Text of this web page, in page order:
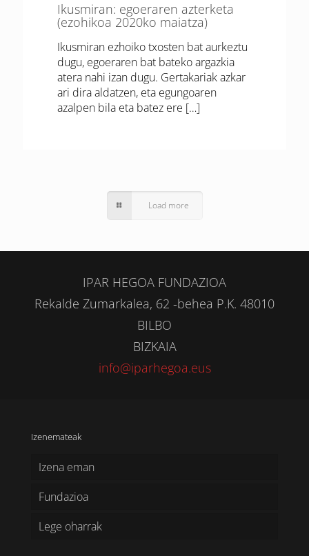
Ikusmiran: egoeraren azterketa
(ezohikoa 2020ko maiatza)
Ikusmiran ezhoiko txosten bat aurkeztu
dugu, egoeraren bat bateko argazkia
atera nahi izan dugu. Gertakariak azkar
ari dira aldatzen, eta egungoaren
azalpen bila eta batez ere […]
Load more
IPAR HEGOA FUNDAZIOA
Rekalde Zumarkalea, 62 -behea P.K. 48010
BILBO
BIZKAIA
info@iparhegoa.eus
Izenemateak
Izena eman
Fundazioa
Lege oharrak